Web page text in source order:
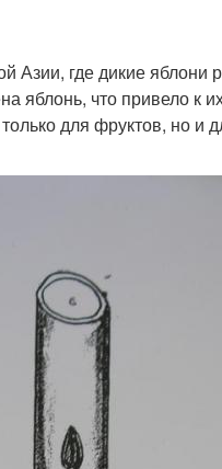
Азии, где дикие яблони
яблонь, что привело к
для фруктов, но и